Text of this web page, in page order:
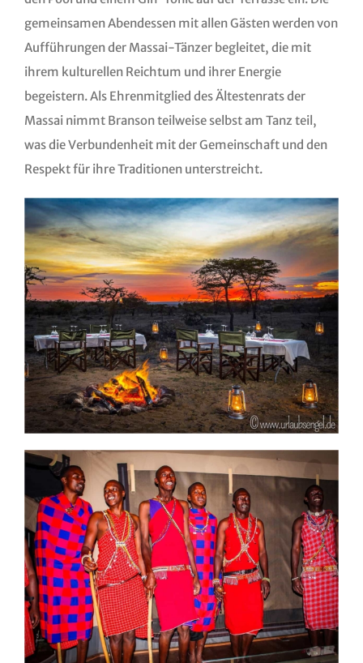
gemeinsamen Abendessen mit allen Gästen werden von
Aufführungen der Massai-Tänzer begleitet, die mit
ihrem kulturellen Reichtum und ihrer Energie
begeistern. Als Ehrenmitglied des Ältestenrats der
Massai nimmt Branson teilweise selbst am Tanz teil,
was die Verbundenheit mit der Gemeinschaft und den
Respekt für ihre Traditionen unterstreicht.